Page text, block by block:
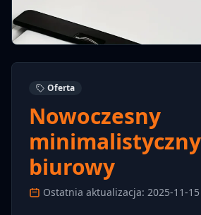
Oferta
Nowoczesny
biurowy
Ostatnia aktualizacja: 2025-11-15